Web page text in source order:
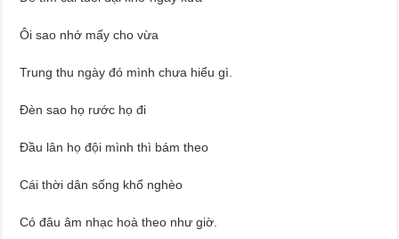
Ôi sao nhớ mấy cho vừa
Trung thu ngày đó mình chưa hiểu gì.
Đèn sao họ rước họ đi
Đầu lân họ đội mình thì bám theo
Cái thời dân sống khổ nghèo
Có đâu âm nhạc hoà theo như giờ.